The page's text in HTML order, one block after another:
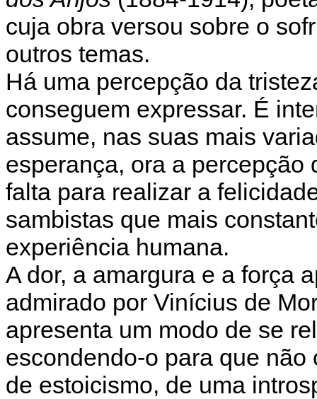
cuja obra versou sobre o
outros temas.
Há uma percepção da
conseguem expressar. É
assume, nas suas mais
esperança, ora a percepção
falta para realizar a
sambistas que mais
experiência humana.
A dor, a amargura e a força
admirado por Vinícius de
apresenta um modo de se
escondendo-o para que
de estoicismo, de uma